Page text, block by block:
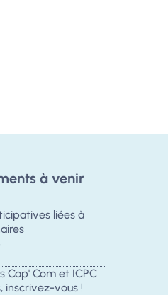
à venir
liées à
Cap' Com et ICPC
inscrivez-vous !